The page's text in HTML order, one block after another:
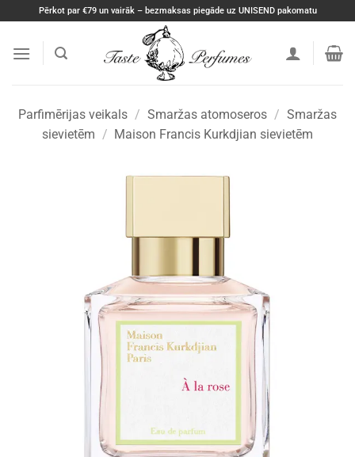
content
Pērkot par €79 un vairāk – bezmaksas piegāde uz UNISEND pakomatu
Parfimērijas veikals / Smaržas atomoseros / Smaržas
sievietēm / Maison Francis Kurkdjian sievietēm